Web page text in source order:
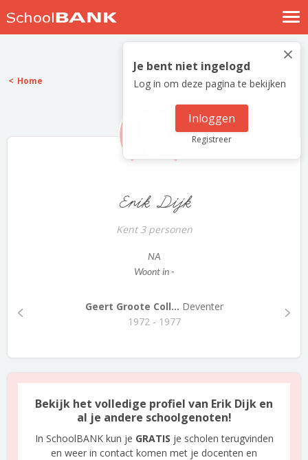
Nostalgische verhalen
Log in
Meld je gratis aan
×
Je bent niet ingelogd
Log in om deze pagina te bekijken
Inloggen
Registreer
Home
Erik Dijk
Kent 3 personen
NA
Woont in -
Geert Groote Coll... Deventer
1972 - 1977
Bekijk het volledige profiel van Erik Dijk en
al je andere schoolgenoten!
In SchoolBANK kun je GRATIS je scholen terugvinden
en weer in contact komen met je docenten en